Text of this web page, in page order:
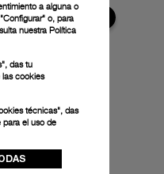
a alguna o
o, para
nuestra Política
das tu
las cookies
técnicas", das
el uso de